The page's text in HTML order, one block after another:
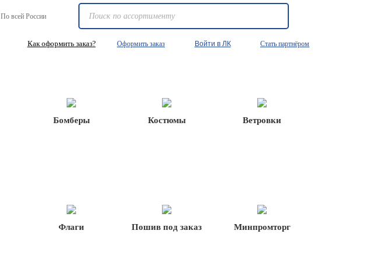
По всей России
Как оформить заказ? Оформить заказ Войти в ЛК Стать партнёром
Бомберы Костюмы Ветровки
Флаги Пошив под заказ Минпромторг